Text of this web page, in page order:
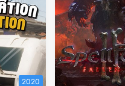
2020